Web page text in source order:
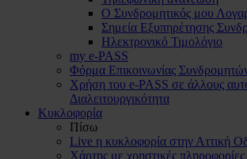
Ο Συνδρομητικός μου
Σημεία Εξυπηρέτησης
Ηλεκτρονικό Τιμολόγιο
my e-PASS
Φόρμα Επικοινωνίας
Χρήση του e-PASS σε άλλους
Διαλειτουργικότητα
Κυκλοφορία
Πίσω
Live η κυκλοφορία στην Αττική
Χάρτης με χρηστικές πληροφορίες